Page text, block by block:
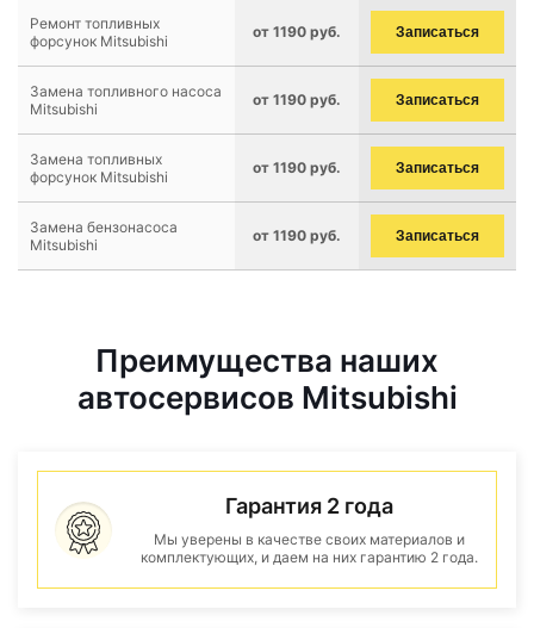
Ремонт топливных
форсунок Mitsubishi
от 1190 руб. Записаться
Замена топливного насоса
Mitsubishi
от 1190 руб. Записаться
Замена топливных
форсунок Mitsubishi
от 1190 руб. Записаться
Замена бензонасоса
Mitsubishi
от 1190 руб. Записаться
Преимущества наших
автосервисов Mitsubishi
Гарантия 2 года
Мы уверены в качестве своих материалов и
комплектующих, и даем на них гарантию 2 года.